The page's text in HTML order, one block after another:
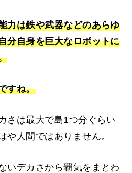
力は鉄や武器などのあらゆ
分自身を巨大なロボットに
すね。
さは最大で島1つ分ぐらい
や人間ではありません。
いデカさから覇気をまとわ